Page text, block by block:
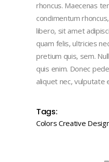
rhoncus. Maecenas
condimentum
libero, sit amet
quam felis, ultricies
pretium quis, sem.
quis enim. Donec
aliquet nec, vulputate
Tags:
Colors Creative